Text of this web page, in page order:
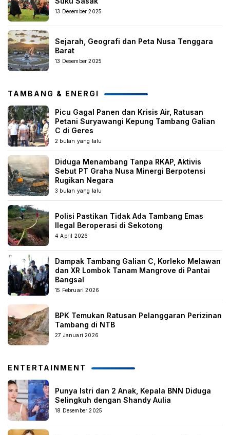
13 Desember 2025
Sejarah, Geografi dan Peta Nusa Tenggara
Barat
13 Desember 2025
TAMBANG & ENERGI
Picu Gagal Panen dan Krisis Air, Ratusan
Petani Suryawangi Kepung Tambang Galian
C di Geres
2 bulan yang lalu
Diduga Menambang Tanpa RKAP, Aktivis
Sebut PT Graha Nusa Minergi Berpotensi
Rugikan Negara
3 bulan yang lalu
Polisi Pastikan Tidak Ada Tambang Emas
Ilegal Beroperasi di Sekotong
4 April 2026
Dampak Tambang Galian C, Korleko Melawan
dan XR Lombok Tanam Mangrove di Pantai
Bangsal
15 Februari 2026
BPK Temukan Ratusan Pelanggaran Perizinan
Tambang di NTB
27 Januari 2026
ENTERTAINMENT
Punya Istri dan 2 Anak, Kepala BNN Diduga
Selingkuh dengan Shandy Aulia
18 Desember 2025